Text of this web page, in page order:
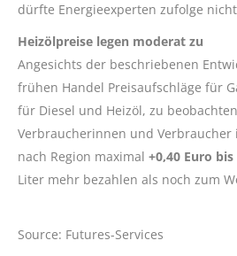
dürfte Energieexperten zufolge
Heizölpreise legen moderat zu
Angesichts der beschriebenen
frühen Handel Preisaufschläge für
für Diesel und Heizöl, zu
Verbraucherinnen und Verbraucher
nach Region maximal +0,40 Euro bis
Liter mehr bezahlen als noch zum
Source: Futures-Services